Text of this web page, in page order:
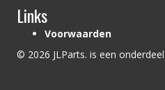
Links
Voorwaarden
© 2026 JLParts. is een